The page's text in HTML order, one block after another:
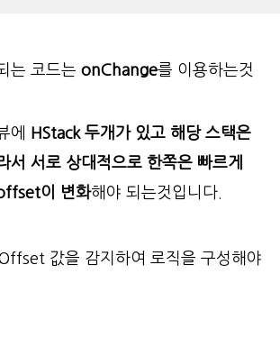
는 코드는 onChange를 이용하는것
에
HStack 두개가 있고 해당 스택은
서 서로 상대적으로 한쪽은 빠르게
이 변화해야 되는것입니다.
값을 감지하여 로직을 구성해야